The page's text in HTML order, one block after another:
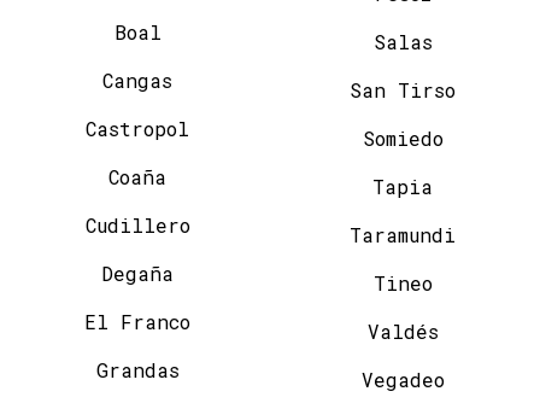
Boal
Cangas
Castropol
Coaña
Cudillero
Degaña
El Franco
Grandas
Salas
San Tirso
Somiedo
Tapia
Taramundi
Tineo
Valdés
Vegadeo